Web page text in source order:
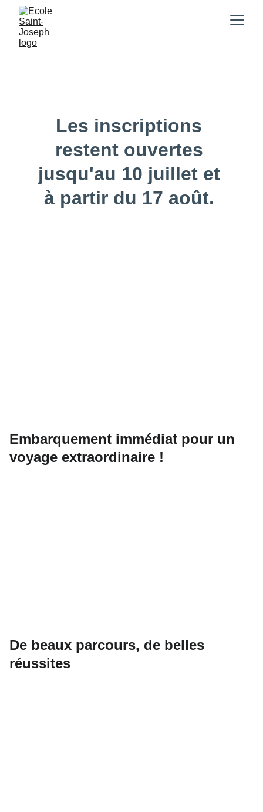
Les inscriptions
restent ouvertes
jusqu'au 10 juillet et
à partir du 17 août.
Embarquement immédiat pour un
voyage extraordinaire !
De beaux parcours, de belles
réussites